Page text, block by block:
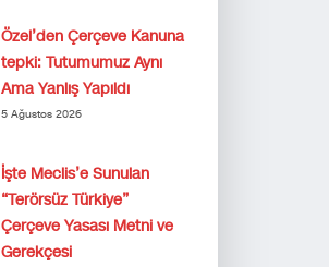
Özel’den Çerçeve Kanuna
tepki: Tutumumuz Aynı
Ama Yanlış Yapıldı
5 Ağustos 2026
İşte Meclis’e Sunulan
“Terörsüz Türkiye”
Çerçeve Yasası Metni ve
Gerekçesi